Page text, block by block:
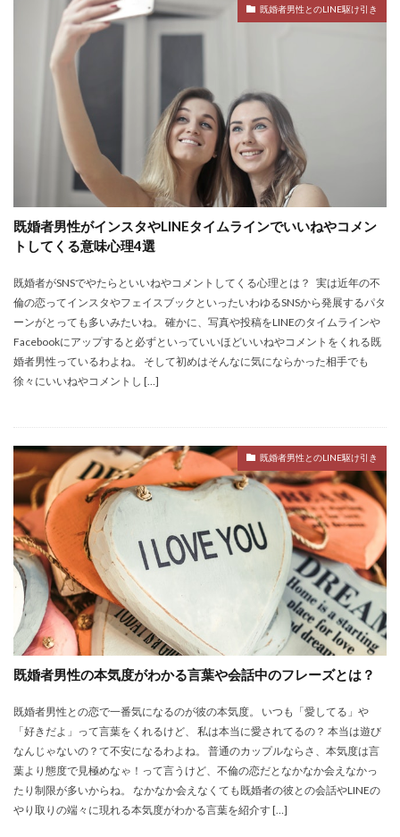
既婚者男性とのLINE駆け引き
既婚者男性がインスタやLINEタイムラインでいいねやコメン
トしてくる意味心理4選
既婚者がSNSでやたらといいねやコメントしてくる心理とは？ 実は近年の不
倫の恋ってインスタやフェイスブックといったいわゆるSNSから発展するパタ
ーンがとっても多いみたいね。 確かに、写真や投稿をLINEのタイムラインや
Facebookにアップすると必ずといっていいほどいいねやコメントをくれる既
婚者男性っているわよね。 そして初めはそんなに気にならかった相手でも
徐々にいいねやコメントし […]
既婚者男性とのLINE駆け引き
既婚者男性の本気度がわかる言葉や会話中のフレーズとは？
既婚者男性との恋で一番気になるのが彼の本気度。 いつも「愛してる」や
「好きだよ」って言葉をくれるけど、 私は本当に愛されてるの？ 本当は遊び
なんじゃないの？て不安になるわよね。 普通のカップルならさ、本気度は言
葉より態度で見極めなゃ！って言うけど、不倫の恋だとなかなか会えなかっ
たり制限が多いからね。 なかなか会えなくても既婚者の彼との会話やLINEの
やり取りの端々に現れる本気度がわかる言葉を紹介す […]